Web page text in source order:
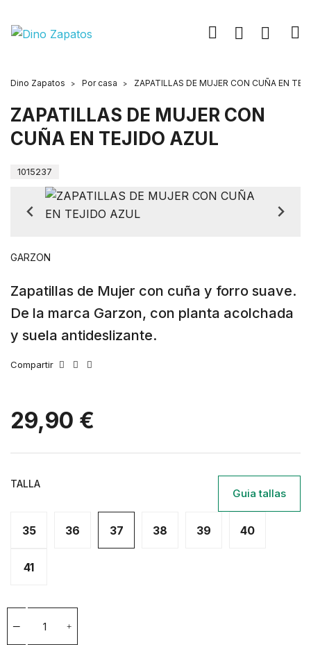
Dino Zapatos Por casa ZAPATILLAS DE MUJER CON CUÑA EN
ZAPATILLAS DE MUJER CON
CUÑA EN TEJIDO AZUL
1015237
GARZON
Zapatillas de Mujer con cuña y forro suave.
De la marca Garzon, con planta acolchada
y suela antideslizante.
Compartir
29,90 €
TALLA
Guia tallas
35 36 37 38 39 40
41